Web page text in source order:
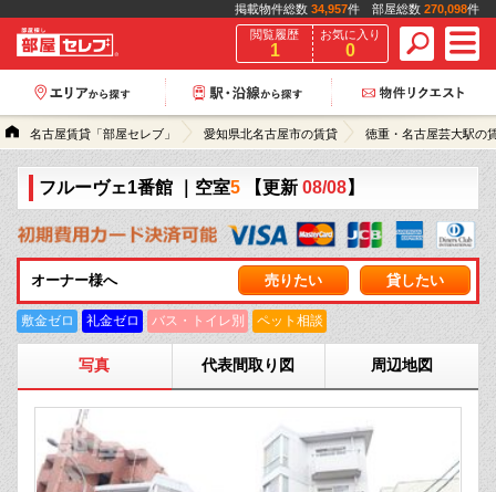
掲載物件総数 34,957件 部屋総数 270,098件
閲覧履歴
1
お気に入り
0
名古屋賃貸「部屋セレブ」 愛知県北名古屋市の賃貸 徳重・名古屋芸大駅の
フルーヴェ1番館 ｜空室5 【更新 08/08】
オーナー様へ 売りたい 貸したい
敷金ゼロ 礼金ゼロ バス・トイレ別 ペット相談
写真 代表間取り図 周辺地図